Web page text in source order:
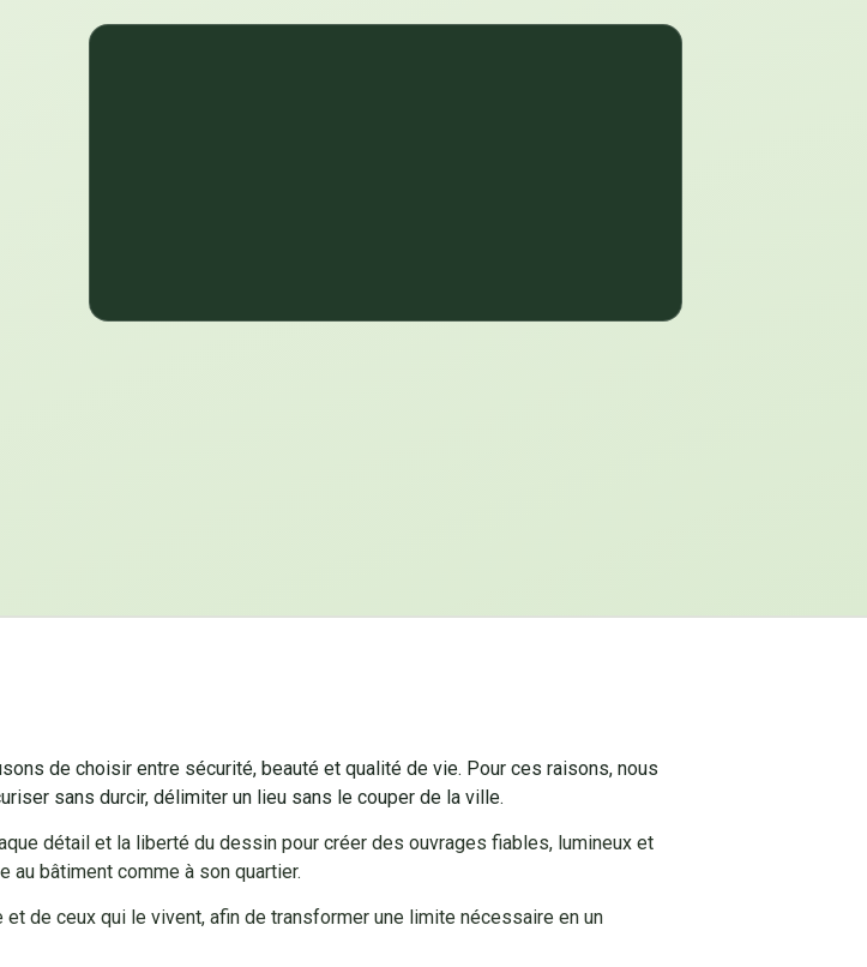
de choisir entre sécurité, beauté et qualité de vie. Pour ces raisons, nous
sans durcir, délimiter un lieu sans le couper de la ville.
détail et la liberté du dessin pour créer des ouvrages fiables, lumineux et
bâtiment comme à son quartier.
de ceux qui le vivent, afin de transformer une limite nécessaire en un